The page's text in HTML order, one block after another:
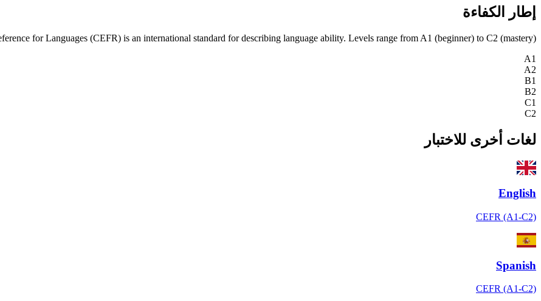
إطار الكفاءة
for Languages (CEFR) is an international standard for describing language ability. Levels range from A1 (beginner) to C2 (mastery).
A1
A2
B1
B2
C1
C2
لغات أخرى للاختبار
English
CEFR (A1-C2)
Spanish
CEFR (A1-C2)